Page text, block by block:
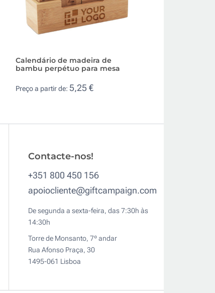
Calendário de madeira de
bambu perpétuo para mesa
Preço a partir de: 5,25 €
Contacte-nos!
+351 800 450 156
apoiocliente@giftcampaign.com
De segunda a sexta-feira, das 7:30h às
14:30h
Torre de Monsanto, 7º andar
Rua Afonso Praça, 30
1495-061 Lisboa